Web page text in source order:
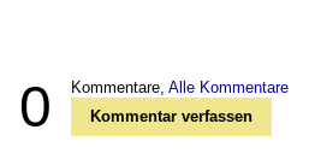
0 Kommentare, Alle Kommentare
Kommentar verfassen